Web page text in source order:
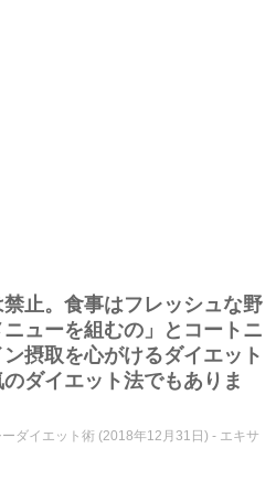
止。食事はフレッシュな野
ューを組むの」とコートニ
摂取を心がけるダイエット
ダイエット法でもありま
ダイエット術 (2018年12月31日) - エキサ